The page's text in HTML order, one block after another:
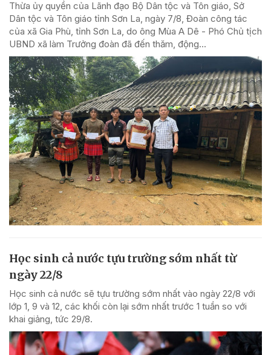
Thừa ủy quyền của Lãnh đạo Bộ Dân tộc và Tôn giáo, Sở
Dân tộc và Tôn giáo tỉnh Sơn La, ngày 7/8, Đoàn công tác
của xã Gia Phù, tỉnh Sơn La, do ông Mùa A Dê - Phó Chủ tịch
UBND xã làm Trưởng đoàn đã đến thăm, động...
Học sinh cả nước tựu trường sớm nhất từ
ngày 22/8
Học sinh cả nước sẽ tựu trường sớm nhất vào ngày 22/8 với
lớp 1, 9 và 12, các khối còn lại sớm nhất trước 1 tuần so với
khai giảng, tức 29/8.